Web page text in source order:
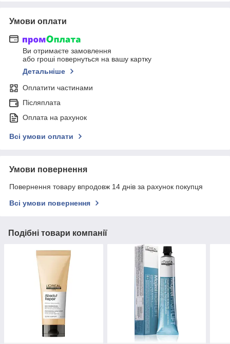
Умови оплати
Ви отримаєте замовлення
або гроші повернуться на вашу картку
Детальніше
Оплатити частинами
Післяплата
Оплата на рахунок
Всі умови оплати
Умови повернення
Повернення товару впродовж 14 днів за рахунок покупця
Всі умови повернення
Подібні товари компанії